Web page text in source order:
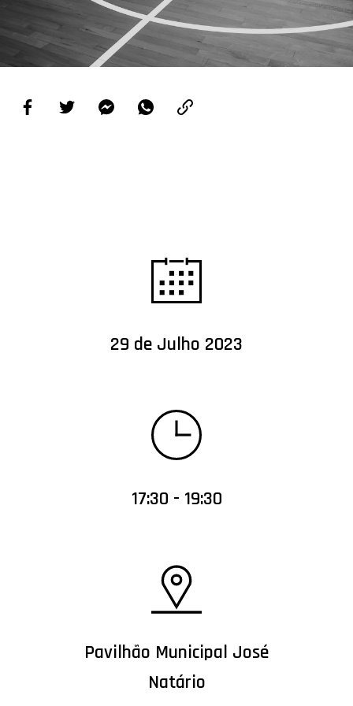
PROJETOS
LIGA BETCLIC MASCULINA
29 de Julho 2023
17:30 - 19:30
Pavilhão Municipal José
Natário